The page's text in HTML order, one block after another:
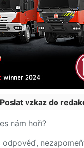
Poslat vzkaz do